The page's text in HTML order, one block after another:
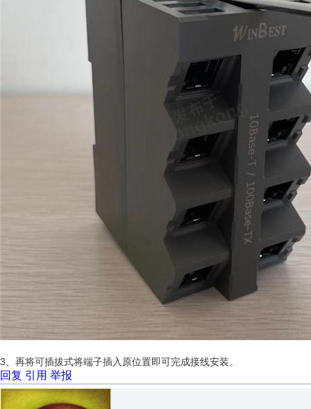
3、再将可插拔式将端子插入原位置即可完成接线安装。
回复 引用 举报